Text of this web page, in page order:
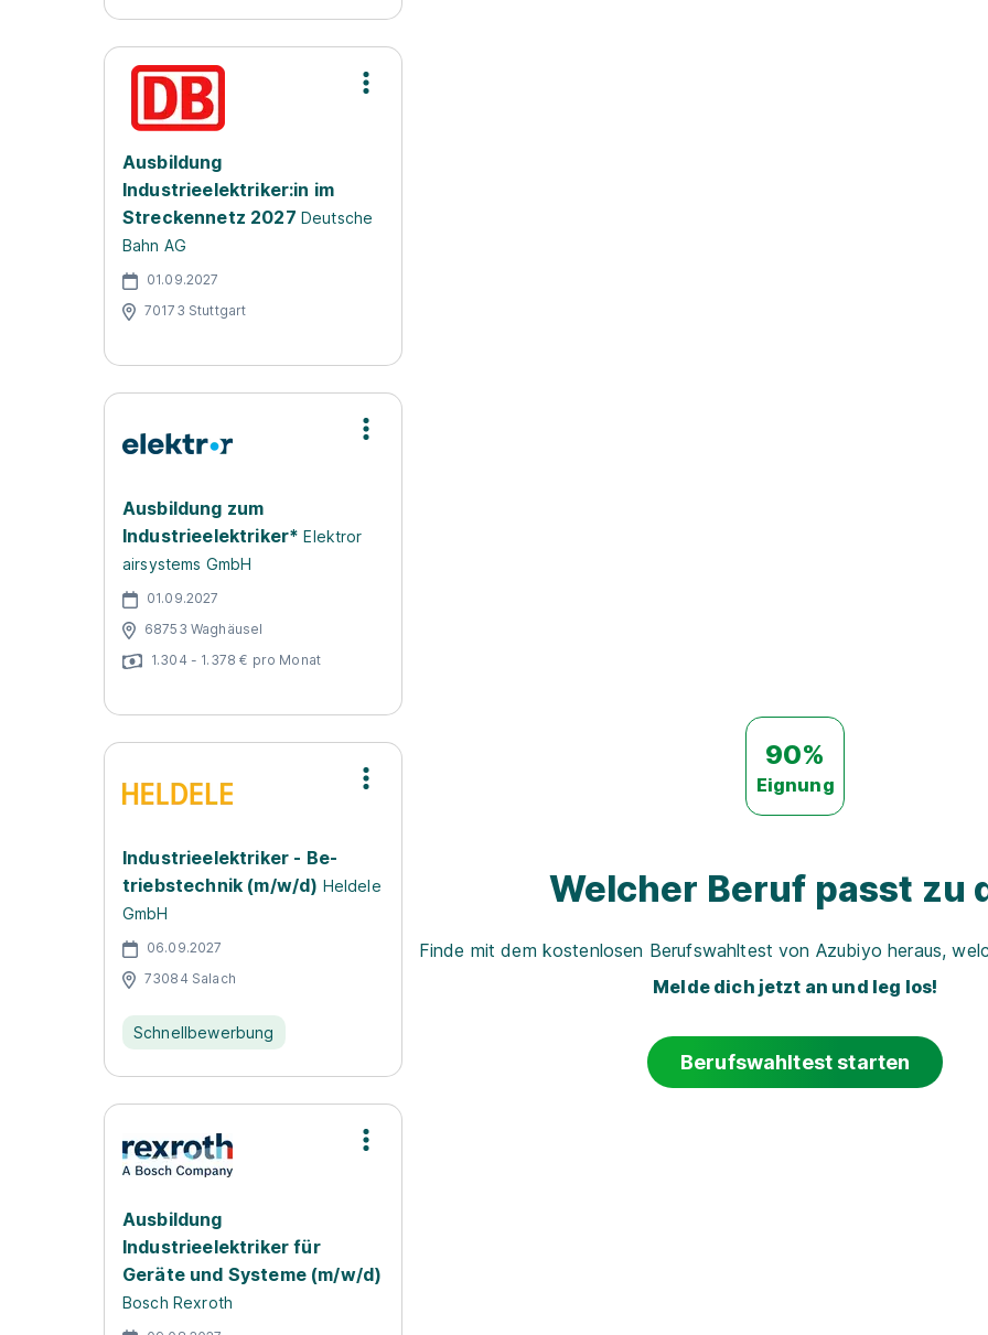
Ausbildung
Industrieelektriker:in im
Streckennetz 2027 Deutsche
Bahn AG
01.09.2027
70173 Stuttgart
Ausbildung zum
Industrieelektriker* Elektror
airsystems GmbH
01.09.2027
68753 Waghäusel
1.304 - 1.378 € pro Monat
In­dus­trie­elek­tri­ker - Be­
triebs­tech­nik (m/w/d) Heldele
GmbH
06.09.2027
73084 Salach
Schnellbewerbung
Ausbildung
Industrieelektriker für
Geräte und Systeme (m/w/d)
Bosch Rexroth
90%
Eignung
Welcher Beruf passt zu
Finde mit dem kostenlosen Berufswahltest von Azubiyo heraus,
Melde dich jetzt an und leg los!
Berufswahltest starten